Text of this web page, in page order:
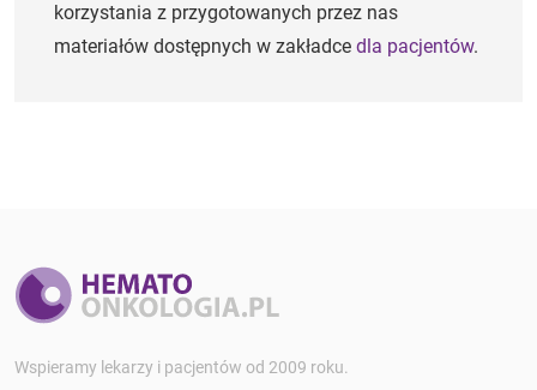
korzystania z przygotowanych przez nas
materiałów dostępnych w zakładce dla pacjentów.
Wspieramy lekarzy i pacjentów od 2009 roku.